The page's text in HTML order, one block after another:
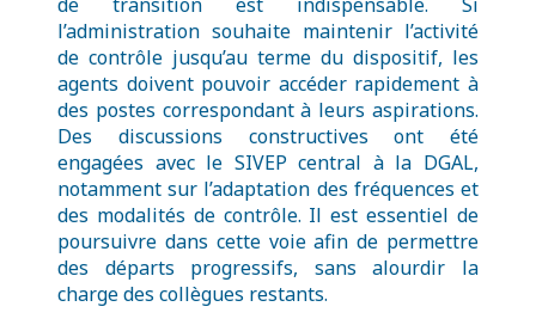
l’administration souhaite maintenir l’activité
de contrôle jusqu’au terme du dispositif, les
agents doivent pouvoir accéder rapidement à
des postes correspondant à leurs aspirations.
Des discussions constructives ont été
engagées avec le SIVEP central à la DGAL,
notamment sur l’adaptation des fréquences et
des modalités de contrôle. Il est essentiel de
poursuivre dans cette voie afin de permettre
des départs progressifs, sans alourdir la
charge des collègues restants.